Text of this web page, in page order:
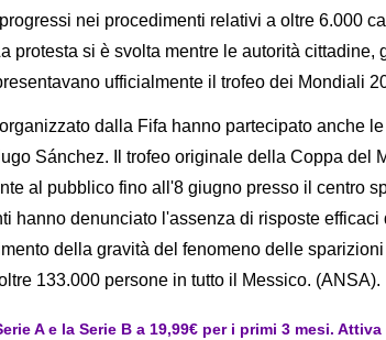
nei procedimenti relativi a oltre 6.000
protesta si è svolta mentre le autorità cittadine,
ufficialmente il trofeo dei Mondiali
dalla Fifa hanno partecipato anche
Sánchez. Il trofeo originale della Coppa del
al pubblico fino all'8 giugno presso il centro
hanno denunciato l'assenza di risposte
della gravità del fenomeno delle
133.000 persone in tutto il Messico. (ANSA).
A e la Serie B a 19,99€ per i primi 3 mesi.